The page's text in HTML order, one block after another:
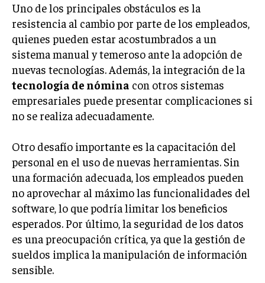
MÁS
PROYECTOS
GESTIÓN DE PROYECTOS
GESTIÓN DE OPERACIONES Y CADENA DE
SUMINISTRO
LOGÍSTICA EMPRESARIAL
CALIDAD Y MEJORA CONTINUA
RECURSOS HUMANOS Y GESTIÓN DEL
TALENTO
COMPENSACIÓN Y BENEFICIOS
DESARROLLO DE PERSONAL
GESTIÓN DEL DESEMPEÑO
Uno de los principales obstáculos es la
resistencia al cambio por parte de los empleados,
quienes pueden estar acostumbrados a un
sistema manual y temeroso ante la adopción de
nuevas tecnologías. Además, la integración de la
tecnología de nómina con otros sistemas
empresariales puede presentar complicaciones si
no se realiza adecuadamente.
Otro desafío importante es la capacitación del
personal en el uso de nuevas herramientas. Sin
una formación adecuada, los empleados pueden
no aprovechar al máximo las funcionalidades del
software, lo que podría limitar los beneficios
esperados. Por último, la seguridad de los datos
es una preocupación crítica, ya que la gestión de
sueldos implica la manipulación de información
sensible.